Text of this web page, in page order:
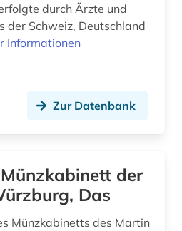
augenheilkunde (1)
(5)
Pfalz (2)
Roemisches Reich (8)
Sachsen-Anhalt (4)
durch Ärzte und
der Schweiz, Deutschland
Informationen
Zur Datenbank
der
Das
Münzkabinetts des Martin